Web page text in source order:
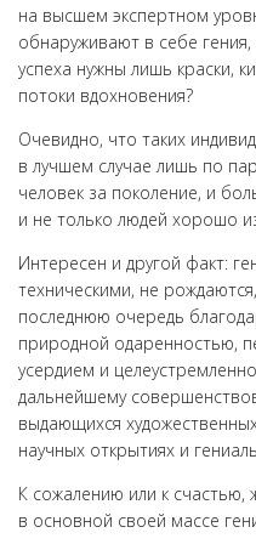
на высшем экспертном
обнаруживают в себе
успеха нужны лишь краски,
потоки вдохновения?
Очевидно, что таких
в лучшем случае лишь по
человек за поколение, и
и не только людей хорошо
Интересен и другой факт:
техническими, не
последнюю очередь
природной одаренностью,
усердием и
дальнейшему
выдающихся
научных открытиях и
К сожалению или к
в основной своей массе